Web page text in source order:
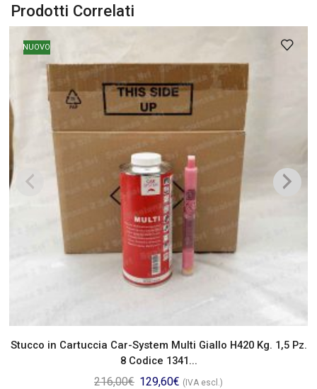
Prodotti Correlati
NUOVO
Stucco in Cartuccia Car-System Multi Giallo H420 Kg. 1,5 Pz.
8 Codice 1341...
216,00€ 129,60€ (IVA escl.)